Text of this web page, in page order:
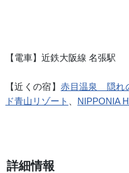
【電車】近鉄大阪線 名張駅
【近くの宿】赤目温泉 隠れ
ド青山リゾート
NIPPONIA
詳細情報